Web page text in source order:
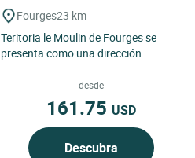
Fourges23 km
Teritoria le Moulin de Fourges se
presenta como una dirección
Fourges, en Normandía,...
desde
161.75 USD
Descubra